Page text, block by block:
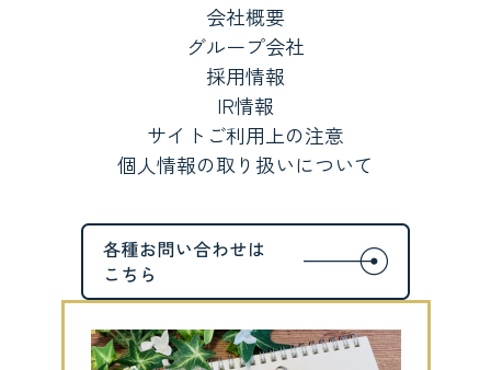
会社概要
グループ会社
採用情報
IR情報
サイトご利用上の注意
個人情報の取り扱いについて